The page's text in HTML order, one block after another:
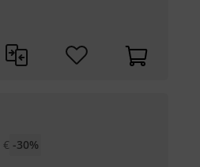
€ -30%